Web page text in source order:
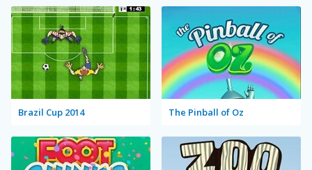
Brazil Cup 2014 The Pinball of Oz